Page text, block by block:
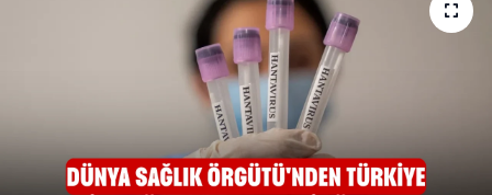
Astroloji-Rüya